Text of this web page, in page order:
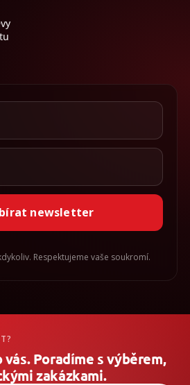
newsletter
Respektujeme vaše soukromí.
Poradíme s výběrem,
zakázkami.